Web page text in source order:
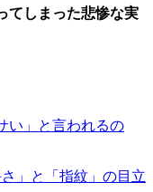
てしまった悲惨な実
い」と言われるの
」と「指紋」の目立